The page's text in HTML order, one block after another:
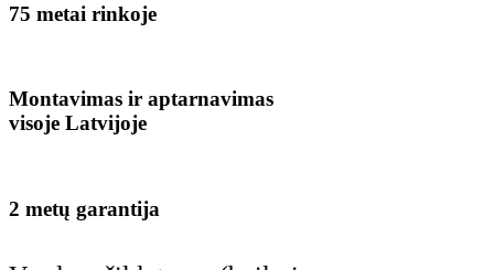
75 metai rinkoje
Montavimas ir aptarnavimas
visoje Latvijoje
2 metų garantija